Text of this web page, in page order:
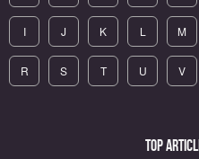
I J K L M
R S T U V
Top